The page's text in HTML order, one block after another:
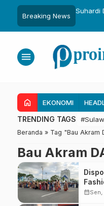
Breaking News
Gelar Sulo
Suhardi
Dasar
menu
home EKONOMI
TRENDING TAGS
Beranda » Tag "Bau Akram
Bau Akram
calendar_month